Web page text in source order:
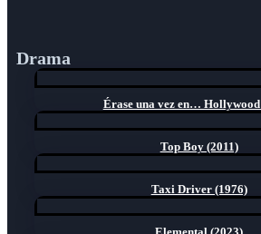
Drama
Érase una vez en… Hollywood
Top Boy (2011)
Taxi Driver (1976)